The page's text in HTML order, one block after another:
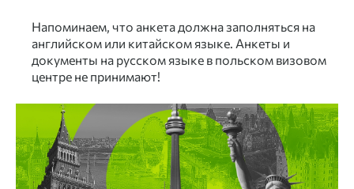
Напоминаем, что анкета должна заполняться на
английском или китайском языке. Анкеты и
документы на русском языке в польском визовом
центре не принимают!